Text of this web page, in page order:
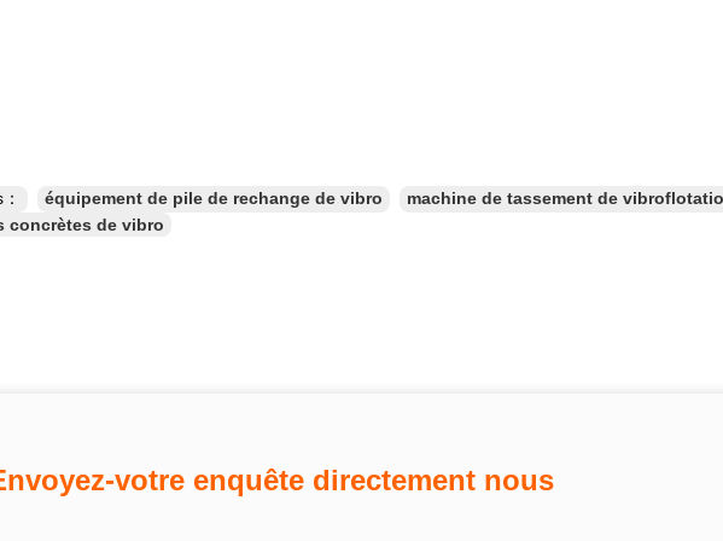
équipement de pile de rechange de vibro
machine de tassement de
concrètes de vibro
votre enquête directement nous